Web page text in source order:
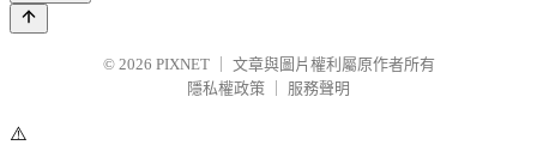
© 2026 PIXNET
文章與圖片權利屬原作者所有
隱私權政策
服務聲明
⚠️